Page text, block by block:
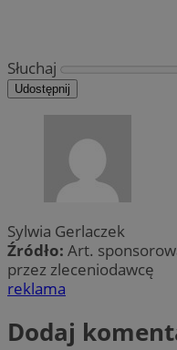
Słuchaj
Udostępnij
Sylwia Gerlaczek
Źródło: Art.
przez zleceniodawcę
reklama
Dodaj